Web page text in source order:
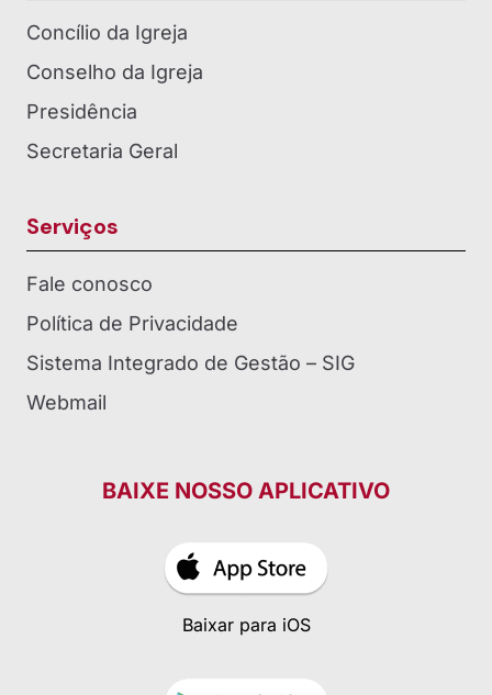
Concílio da Igreja
Conselho da Igreja
Presidência
Secretaria Geral
Serviços
Fale conosco
Política de Privacidade
Sistema Integrado de Gestão – SIG
Webmail
BAIXE NOSSO APLICATIVO
Baixar para iOS